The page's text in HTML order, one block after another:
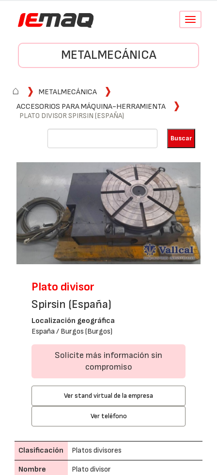
Conmutar
METALMECÁNICA
⌂
METALMECÁNICA
ACCESORIOS PARA MÁQUINA-HERRAMIENTA
PLATO DIVISOR SPIRSIN (ESPAÑA)
Plato divisor
Spirsin (España)
Localización geográfica
España / Burgos (Burgos)
Solicite más información sin
compromiso
Ver stand virtual de la empresa
Ver teléfono
Clasificación Platos divisores
Nombre Plato divisor